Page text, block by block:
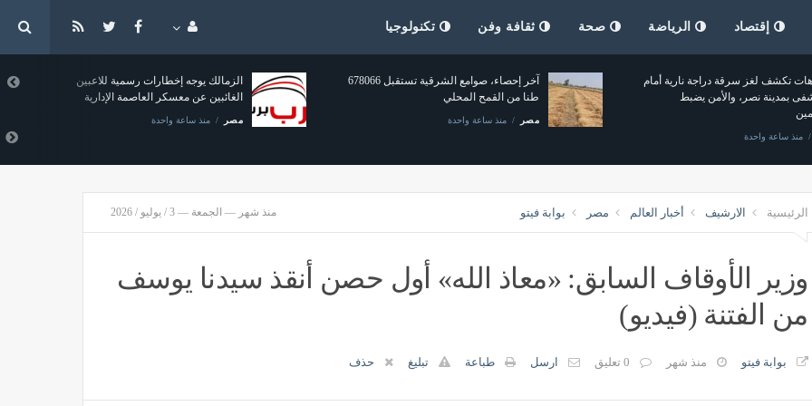
إقتصاد الرياضة صحة ثقافة وفن تكنولوجيا
الزمالك يوجه إخطارات رسمية للاعبين
الغائبين عن معسكر العاصمة الإدارية
مصر منذ ساعة واحدة
آخر إحصاء، صوامع الشرقية تستقبل 678066
طنا من القمح المحلي
مصر منذ ساعة واحدة
تكشف لغز سرقة دراجة نارية أمام
بمدينة نصر، والأمن يضبط
منذ ساعة واحدة
الرئيسية الارشيف أخبار العالم مصر بوابة فيتو منذ شهر — الجمعة — 3 / يوليو / 2026
وزير الأوقاف السابق: «معاذ الله» أول حصن أنقذ سيدنا يوسف
من الفتنة (فيديو)
بوابة فيتو منذ شهر 0 تعليق ارسل طباعة تبليغ حذف